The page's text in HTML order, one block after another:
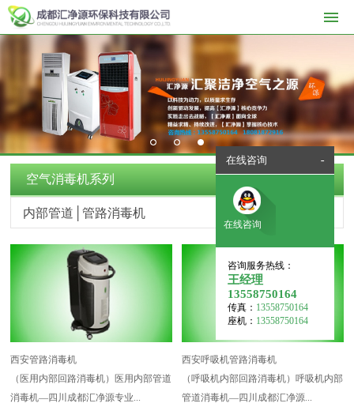
1 2 3
空气消毒机系列
内部管道│管路消毒机
西安管路消毒机
（医用内部回路消毒机）医用内部管道
消毒机—四川成都汇净源专业...
西安呼吸机管路消毒机
（呼吸机内部回路消毒机）呼吸机内部
管道消毒机—四川成都汇净源...
-
在线咨询
在线咨询
咨询服务热线：
王经理
13558750164
传真： 13558750164
座机： 13558750164